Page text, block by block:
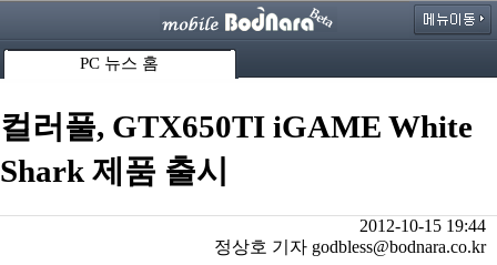
PC 뉴스 홈
컬러풀, GTX650TI iGAME White
Shark 제품 출시
2012-10-15 19:44
정상호 기자 godbless@bodnara.co.kr